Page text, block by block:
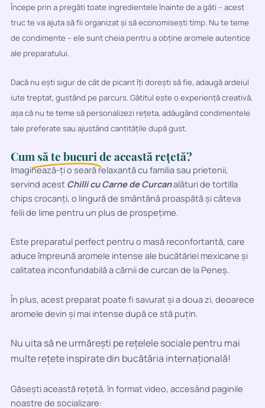
Începe prin a pregăti toate ingredientele înainte de a găti – acest
truc te va ajuta să fii organizat și să economisești timp. Nu te teme
de condimente – ele sunt cheia pentru a obține aromele autentice
ale preparatului.
Dacă nu ești sigur de cât de picant îți dorești să fie, adaugă ardeiul
iute treptat, gustând pe parcurs. Gătitul este o experiență creativă,
așa că nu te teme să personalizezi rețeta, adăugând condimentele
tale preferate sau ajustând cantitățile după gust.
Cum să te bucuride această rețetă?
Imaginează-ți o seară relaxantă cu familia sau prietenii,
servind acest Chilli cu Carne de Curcanalături de tortilla
chips crocanți, o lingură de smântână proaspătă și câteva
felii de lime pentru un plus de prospețime.
Este preparatul perfect pentru o masă reconfortantă, care
aduce împreună aromele intense ale bucătăriei mexicane și
calitatea inconfundabilă a cărnii de curcan de la Peneș.
În plus, acest preparat poate fi savurat și a doua zi, deoarece
aromele devin și mai intense după ce stă puțin.
Nu uita să ne urmărești pe rețelele sociale pentru mai
multe rețete inspirate din bucătăria internațională!
Găsești această rețetă, în format video, accesând paginile
noastre de socializare: